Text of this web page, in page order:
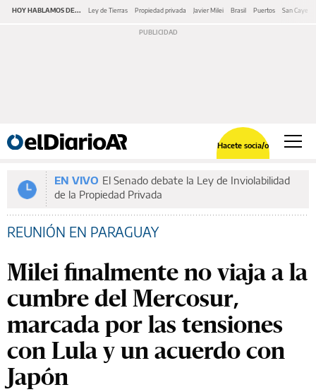
HOY HABLAMOS DE... Ley de Tierras Propiedad privada Javier Milei Brasil Puertos San
Hacete socia/o
EN VIVO El Senado debate la Ley de Inviolabilidad
de la Propiedad Privada
REUNIÓN EN PARAGUAY
Milei finalmente no viaja a la
cumbre del Mercosur,
marcada por las tensiones
con Lula y un acuerdo con
Japón